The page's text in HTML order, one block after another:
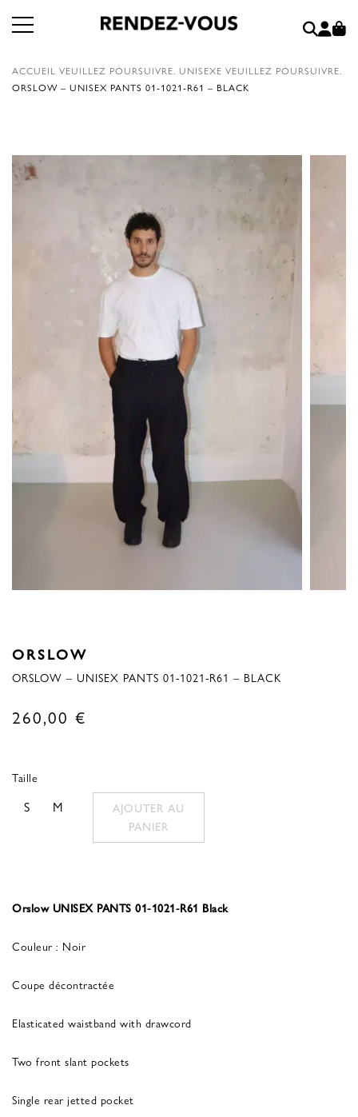
ACCUEIL VEUILLEZ POURSUIVRE. UNISEXE VEUILLEZ POURSUIVRE.
ORSLOW – UNISEX PANTS 01-1021-R61 – BLACK
ORSLOW
ORSLOW – UNISEX PANTS 01-1021-R61 – BLACK
260,00 €
Taille
S M
AJOUTER AU
PANIER
Orslow UNISEX PANTS 01-1021-R61 Black
Couleur : Noir
Coupe décontractée
Elasticated waistband with drawcord
Two front slant pockets
Single rear jetted pocket